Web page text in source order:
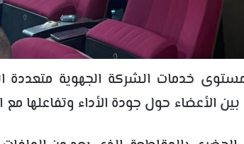
خدمات الشركة الجهوية متعددة
الأعضاء حول جودة الأداء وتفاعلها مع